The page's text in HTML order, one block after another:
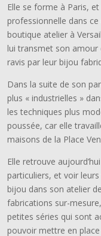
Elle se forme à Paris,
professionnelle dans
boutique atelier à
lui transmet son amour
ravis par leur bijou
Dans la suite de son
plus « industrielles »
les techniques plus
poussée, car elle
maisons de la Place
Elle retrouve
particuliers, et voir leurs
bijou dans son atelier
fabrications sur-
petites séries qui sont
pouvoir mettre en